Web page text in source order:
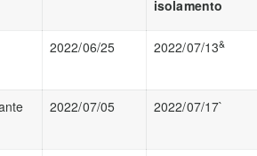
isolamento
2022/06/25 2022/07/13&
2022/07/05 2022/07/17`